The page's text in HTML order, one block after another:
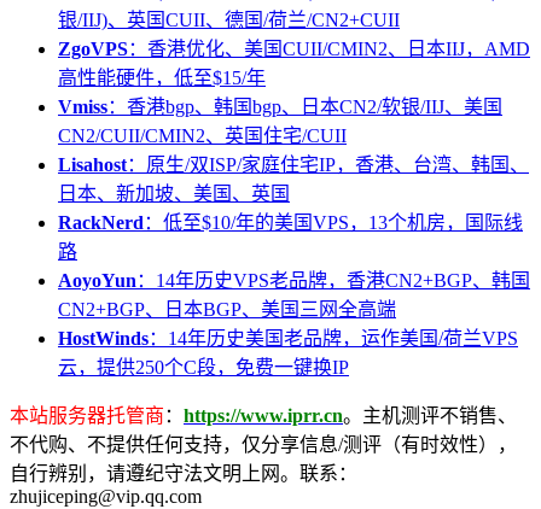
银/IIJ)、英国CUII、德国/荷兰/CN2+CUII
ZgoVPS：香港优化、美国CUII/CMIN2、日本IIJ，AMD
高性能硬件，低至$15/年
Vmiss：香港bgp、韩国bgp、日本CN2/软银/IIJ、美国
CN2/CUII/CMIN2、英国住宅/CUII
Lisahost：原生/双ISP/家庭住宅IP，香港、台湾、韩国、
日本、新加坡、美国、英国
RackNerd ：低至$10/年的美国VPS，13个机房，国际线
路
AoyoYun ：14年历史VPS老品牌，香港CN2+BGP、韩国
CN2+BGP、日本BGP、美国三网全高端
HostWinds：14年历史美国老品牌，运作美国/荷兰VPS
云，提供250个C段，免费一键换IP
本站服务器托管商 ： https://www.iprr.cn。主机测评不销售、
不代购、不提供任何支持，仅分享信息/测评（有时效性），
自行辨别，请遵纪守法文明上网。联系：
zhujiceping@vip.qq.com